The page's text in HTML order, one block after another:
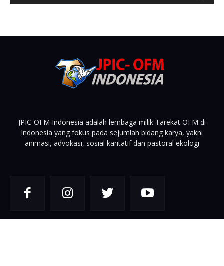
JPIC-OFM Indonesia adalah lembaga milik Tarekat OFM di
Indonesia yang fokus pada sejumlah bidang karya, yakni
animasi, advokasi, sosial karitatif dan pastoral ekologi